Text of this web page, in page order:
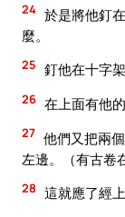
24 於是將他釘
麼。
25 釘他在十字
26 在上面有他
27 他們又把兩
左邊。（有古卷
28 這就應了經